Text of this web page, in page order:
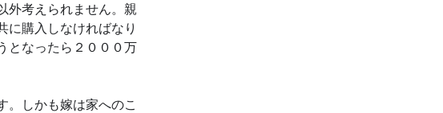
外考えられません。親
に購入しなければなり
となったら２０００万
。しかも嫁は家へのこ